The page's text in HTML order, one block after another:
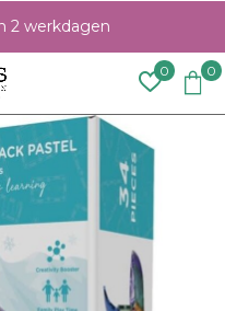
0 0
2 werkdagen